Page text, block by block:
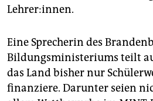
Lehrer:innen.
Eine Sprecherin des
Bildungsministeriums teilt
das Land bisher nur
finanziere. Darunter seien